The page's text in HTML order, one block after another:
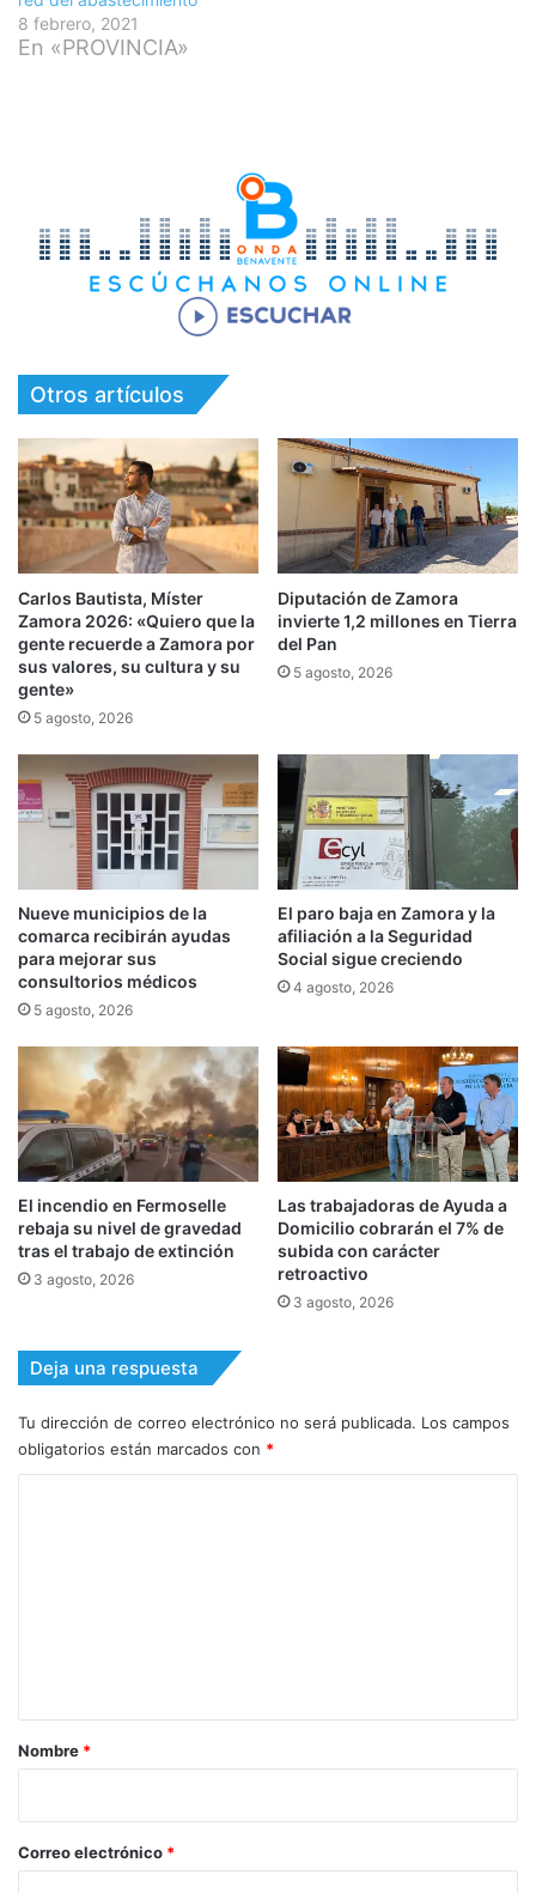
8 febrero, 2021
En «PROVINCIA»
Otros artículos
Carlos Bautista, Míster
Zamora 2026: «Quiero que la
gente recuerde a Zamora por
sus valores, su cultura y su
gente»
5 agosto, 2026
Diputación de Zamora
invierte 1,2 millones en Tierra
del Pan
5 agosto, 2026
Nueve municipios de la
comarca recibirán ayudas
para mejorar sus
consultorios médicos
5 agosto, 2026
El paro baja en Zamora y la
afiliación a la Seguridad
Social sigue creciendo
4 agosto, 2026
El incendio en Fermoselle
rebaja su nivel de gravedad
tras el trabajo de extinción
3 agosto, 2026
Las trabajadoras de Ayuda a
Domicilio cobrarán el 7% de
subida con carácter
retroactivo
3 agosto, 2026
Deja una respuesta
Tu dirección de correo electrónico no será publicada. Los campos
obligatorios están marcados con *
r
*
Nombre *
Correo electrónico *